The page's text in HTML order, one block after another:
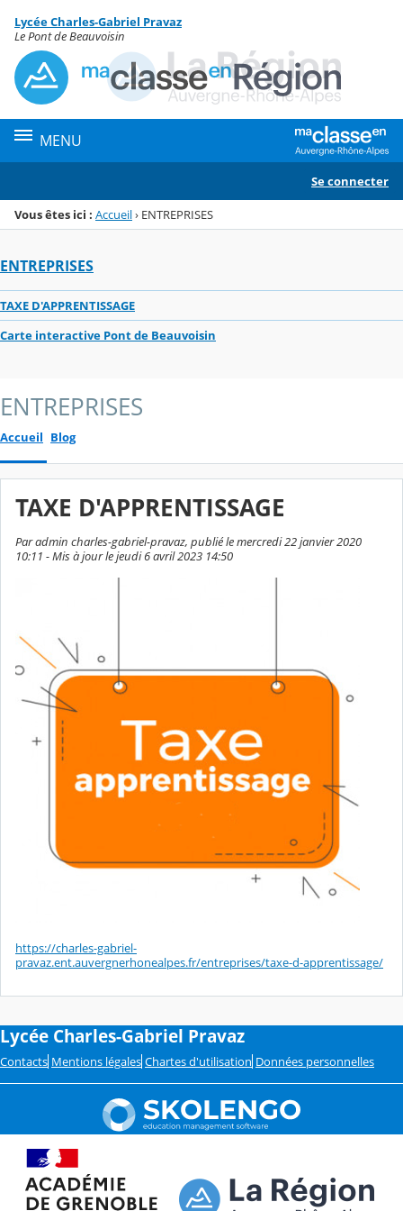
Menu de la rubrique
Contenu
Lycée Charles-Gabriel Pravaz
Le Pont de Beauvoisin
MENU
Se connecter
Vous êtes ici : Accueil› ENTREPRISES
ENTREPRISES
TAXE D'APPRENTISSAGE
Carte interactive Pont de Beauvoisin
ENTREPRISES
Accueil Blog
TAXE D'APPRENTISSAGE
Par admin charles-gabriel-pravaz, publié le mercredi 22 janvier 2020
10:11 - Mis à jour le jeudi 6 avril 2023 14:50
https://charles-gabriel-
pravaz.ent.auvergnerhonealpes.fr/entreprises/taxe-d-apprentissage/
Lycée Charles-Gabriel Pravaz
Contacts Mentions légales Chartes d'utilisation Données personnelles